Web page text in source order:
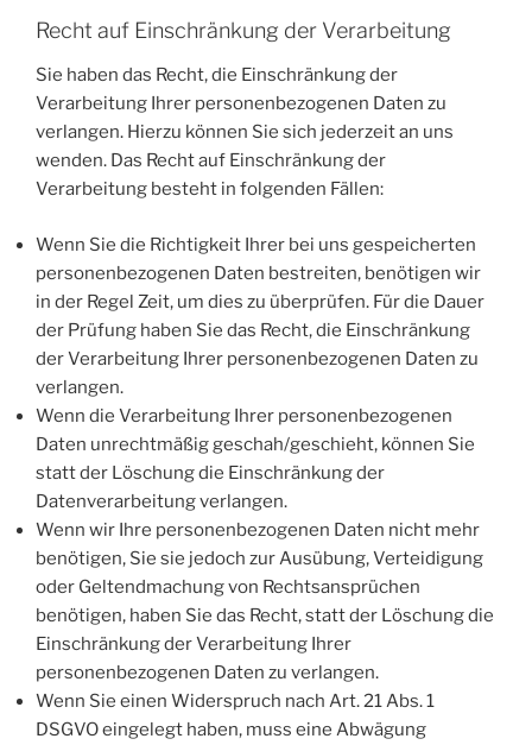
Recht auf Einschränkung der Verarbeitung
Sie haben das Recht, die Einschränkung der
Verarbeitung Ihrer personenbezogenen Daten zu
verlangen. Hierzu können Sie sich jederzeit an uns
wenden. Das Recht auf Einschränkung der
Verarbeitung besteht in folgenden Fällen:
Wenn Sie die Richtigkeit Ihrer bei uns gespeicherten
personenbezogenen Daten bestreiten, benötigen wir
in der Regel Zeit, um dies zu überprüfen. Für die Dauer
der Prüfung haben Sie das Recht, die Einschränkung
der Verarbeitung Ihrer personenbezogenen Daten zu
verlangen.
Wenn die Verarbeitung Ihrer personenbezogenen
Daten unrechtmäßig geschah/geschieht, können Sie
statt der Löschung die Einschränkung der
Datenverarbeitung verlangen.
Wenn wir Ihre personenbezogenen Daten nicht mehr
benötigen, Sie sie jedoch zur Ausübung, Verteidigung
oder Geltendmachung von Rechtsansprüchen
benötigen, haben Sie das Recht, statt der Löschung die
Einschränkung der Verarbeitung Ihrer
personenbezogenen Daten zu verlangen.
Wenn Sie einen Widerspruch nach Art. 21 Abs. 1
DSGVO eingelegt haben, muss eine Abwägung